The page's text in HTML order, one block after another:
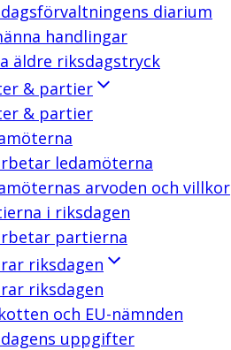
diarium
handlingar
äldre riksdagstryck
& partier
& partier
ledamöterna
arvoden och villkor
i riksdagen
partierna
riksdagen
riksdagen
och EU-nämnden
uppgifter